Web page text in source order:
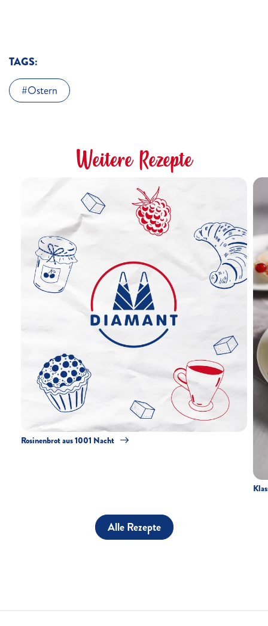
TAGS:
Ostern
Weitere Rezepte
Rosinenbrot aus 1001 Nacht
Alle Rezepte